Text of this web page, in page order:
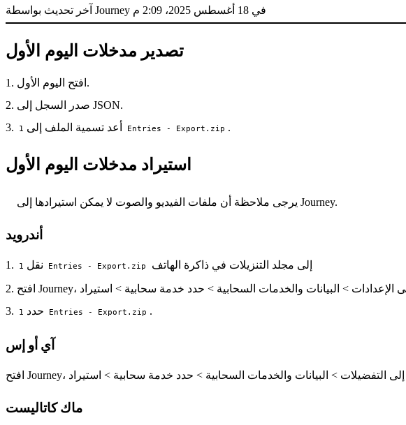
آخر تحديث بواسطة Journey في 18 أغسطس 2025، 2:09 م
تصدير مدخلات اليوم الأول
افتح اليوم الأول.
صدر السجل إلى JSON.
أعد تسمية الملف إلى
1 Entries - Export.zip .
استيراد مدخلات اليوم الأول
يرجى ملاحظة أن ملفات الفيديو والصوت لا يمكن استيرادها إلى Journey.
أندرويد
نقل 1 Entries - Export.zip
إلى مجلد التنزيلات في ذاكرة الهاتف
حدد
1 Entries - Export.zip .
آي أو إس
ماك كاتاليست